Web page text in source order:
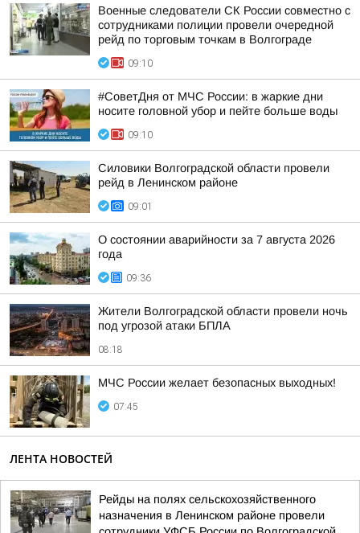
Военные следователи СК России совместно с
сотрудниками полиции провели очередной
рейд по торговым точкам в Волгограде
09:10
#СоветДня от МЧС России: в жаркие дни
носите головной убор и пейте больше воды
09:10
Силовики Волгоградской области провели
рейд в Ленинском районе
09:01
О состоянии аварийности за 7 августа 2026
года
09:36
Жители Волгоградской области провели ночь
под угрозой атаки БПЛА
08:18
МЧС России желает безопасных выходных!
07:45
ЛЕНТА НОВОСТЕЙ
Рейды на полях сельскохозяйственного
назначения в Ленинском районе провели